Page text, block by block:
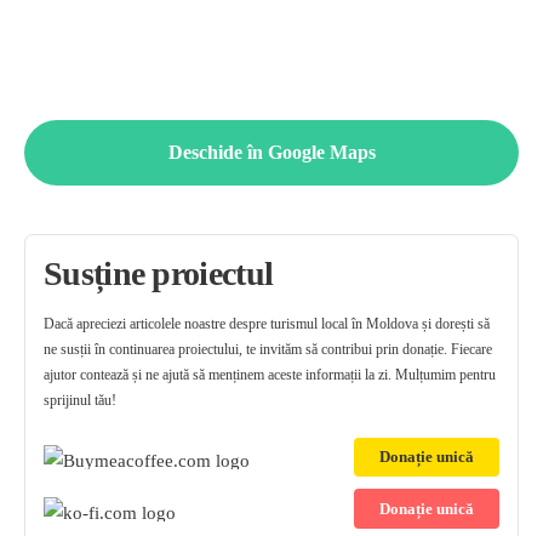
Deschide în Google Maps
Susține proiectul
Dacă apreciezi articolele noastre despre turismul local în Moldova și dorești să
ne susții în continuarea proiectului, te invităm să contribui prin donație. Fiecare
ajutor contează și ne ajută să menținem aceste informații la zi. Mulțumim pentru
sprijinul tău!
Donație unică
Donație unică